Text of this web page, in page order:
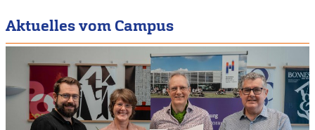
Aktuelles vom Campus